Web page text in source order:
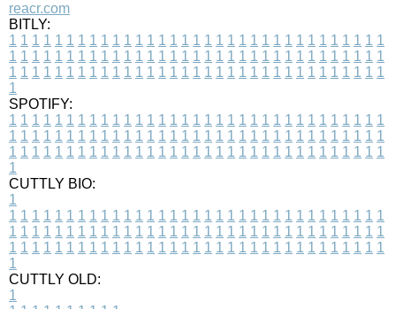
reacr.com
BITLY:
1 1 1 1 1 1 1 1 1 1 1 1 1 1 1 1 1 1 1 1 1 1 1 1 1 1 1 1 1 1 1 1 1
1 1 1 1 1 1 1 1 1 1 1 1 1 1 1 1 1 1 1 1 1 1 1 1 1 1 1 1 1 1 1 1 1
1 1 1 1 1 1 1 1 1 1 1 1 1 1 1 1 1 1 1 1 1 1 1 1 1 1 1 1 1 1 1 1 1
1
SPOTIFY:
1 1 1 1 1 1 1 1 1 1 1 1 1 1 1 1 1 1 1 1 1 1 1 1 1 1 1 1 1 1 1 1 1
1 1 1 1 1 1 1 1 1 1 1 1 1 1 1 1 1 1 1 1 1 1 1 1 1 1 1 1 1 1 1 1 1
1 1 1 1 1 1 1 1 1 1 1 1 1 1 1 1 1 1 1 1 1 1 1 1 1 1 1 1 1 1 1 1 1
1
CUTTLY BIO:
1
1 1 1 1 1 1 1 1 1 1 1 1 1 1 1 1 1 1 1 1 1 1 1 1 1 1 1 1 1 1 1 1 1
1 1 1 1 1 1 1 1 1 1 1 1 1 1 1 1 1 1 1 1 1 1 1 1 1 1 1 1 1 1 1 1 1
1 1 1 1 1 1 1 1 1 1 1 1 1 1 1 1 1 1 1 1 1 1 1 1 1 1 1 1 1 1 1 1 1
1
CUTTLY OLD:
1